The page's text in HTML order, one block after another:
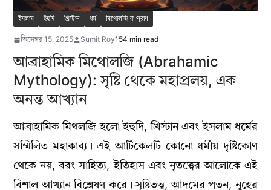
ইসলাম ইহুদি খ্রিস্টান ধর্ম মিথোলজি বা পুরাণ
ডিসেম্বর 15, 2025 Sumit Roy154 min read
আব্রাহামিক মিথোলজি (Abrahamic
Mythology): সৃষ্টি থেকে মহাপ্রলয়, এক
অনন্ত আখ্যান
আব্রাহামিক মিথলজি হলো ইহুদি, খ্রিস্টান এবং ইসলাম ধর্মের
সম্মিলিত মহাকাব্য। এই আর্টিকেলটি কোনো ধর্মীয় দৃষ্টিকোণ
থেকে নয়, বরং সাহিত্য, ইতিহাস এবং নৃতত্ত্বের আলোকে এই
বিশাল আখ্যান বিশ্লেষণ করে। সৃষ্টিতত্ত্ব, আদমের পতন, নূহের